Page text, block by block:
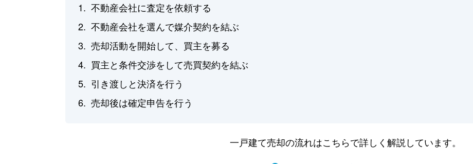
不動産会社に査定を依頼する
不動産会社を選んで媒介契約を結ぶ
売却活動を開始して、買主を募る
買主と条件交渉をして売買契約を結ぶ
引き渡しと決済を行う
売却後は確定申告を行う
一戸建て売却の流れはこちらで詳しく解説しています。